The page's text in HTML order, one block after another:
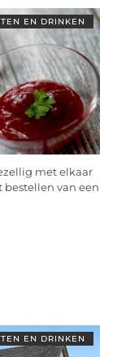
EN DRINKEN
met elkaar
bestellen van een
EN DRINKEN